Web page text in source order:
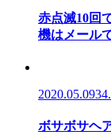
赤点滅10回
機はメール
2020.05.09
ボサボサヘ